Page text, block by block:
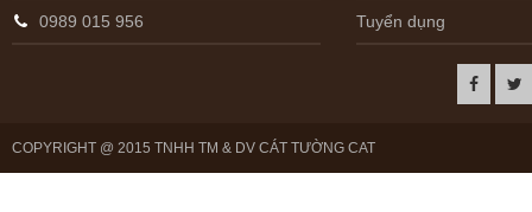
0989 015 956 Tuyển dụng
COPYRIGHT @ 2015 TNHH TM & DV CÁT TƯỜNG CAT